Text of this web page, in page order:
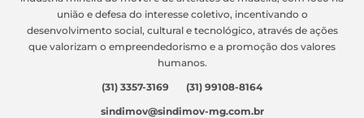
união e defesa do interesse coletivo, incentivando o
desenvolvimento social, cultural e tecnológico, através de ações
que valorizam o empreendedorismo e a promoção dos valores
humanos.
(31) 3357-3169 (31) 99108-8164
sindimov@sindimov-mg.com.br